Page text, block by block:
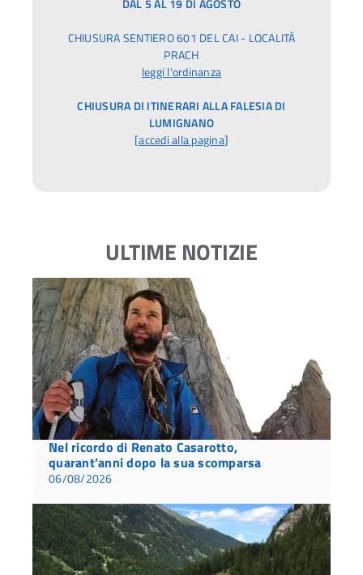
DAL 5 AL 19 DI AGOSTO
CHIUSURA SENTIERO 601 DEL CAI - LOCALITÀ
PRACH
leggi l'ordinanza
CHIUSURA DI ITINERARI ALLA FALESIA DI
LUMIGNANO
[accedi alla pagina]
ULTIME NOTIZIE
Nel ricordo di Renato Casarotto,
quarant’anni dopo la sua scomparsa
06/08/2026